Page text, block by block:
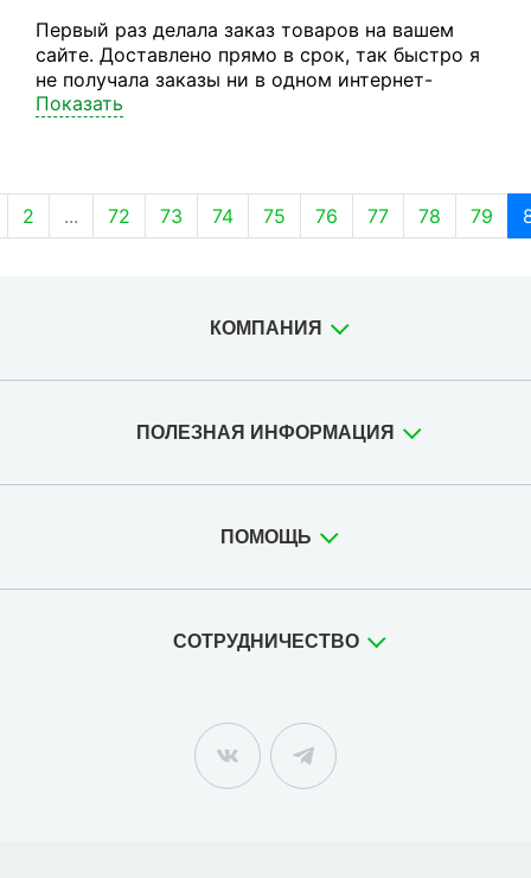
Первый раз делала заказ товаров на вашем
сайте. Доставлено прямо в срок, так быстро я
не получала заказы ни в одном интернет-
магазине. Все аккуратно упаковано и пришло в
Показать
2 ... 72 73 74 75 76 77 78 79
КОМПАНИЯ
ПОЛЕЗНАЯ ИНФОРМАЦИЯ
ПОМОЩЬ
СОТРУДНИЧЕСТВО